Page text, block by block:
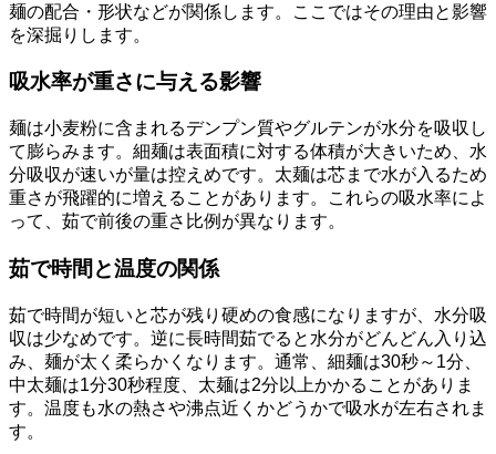
麺の配合・形状などが関係します。ここではその理由と影響
を深掘りします。
吸水率が重さに与える影響
麺は小麦粉に含まれるデンプン質やグルテンが水分を吸収し
て膨らみます。細麺は表面積に対する体積が大きいため、水
分吸収が速いが量は控えめです。太麺は芯まで水が入るため
重さが飛躍的に増えることがあります。これらの吸水率によ
って、茹で前後の重さ比例が異なります。
茹で時間と温度の関係
茹で時間が短いと芯が残り硬めの食感になりますが、水分吸
収は少なめです。逆に長時間茹でると水分がどんどん入り込
み、麺が太く柔らかくなります。通常、細麺は30秒～1分、
中太麺は1分30秒程度、太麺は2分以上かかることがありま
す。温度も水の熱さや沸点近くかどうかで吸水が左右されま
す。